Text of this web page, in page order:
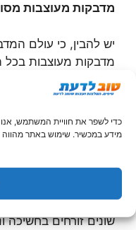
כדי לשפר את חוויית המשתמש, אנו
מידע במכשיר. שימוש באתר
מדבקות מעוצבות
יש להבין, כי עולם
מדבקות מעוצבות בכל
יש מדבקות מעוצבות
מפורסמים או עם
מדבקות בגדלים שונים
להתאים לכל קיר.
רק על הקירות
להדביק גם על
לשמי הלילה, כאשר
שונים זורחים בחשיכה